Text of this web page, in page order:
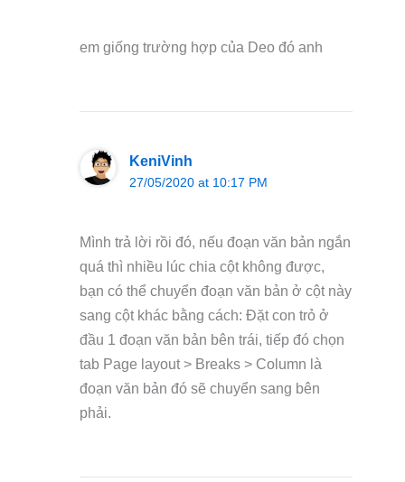
em giống trường hợp của Deo đó anh
KeniVinh
27/05/2020 at 10:17 PM
Mình trả lời rồi đó, nếu đoạn văn bản ngắn
quá thì nhiều lúc chia cột không được,
bạn có thể chuyển đoạn văn bản ở cột này
sang cột khác bằng cách: Đặt con trỏ ở
đầu 1 đoạn văn bản bên trái, tiếp đó chọn
tab Page layout > Breaks > Column là
đoạn văn bản đó sẽ chuyển sang bên
phải.